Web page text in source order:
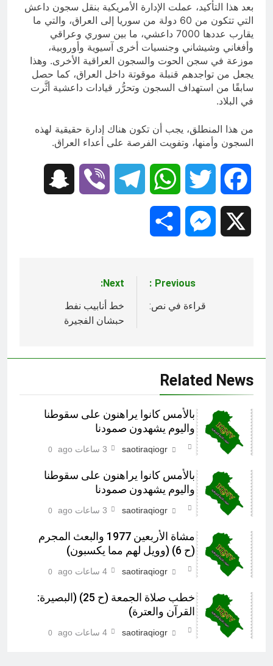
بعد هذا التأكيد، عملت الإدارة الأمريكية بنقل سجون داعش
التي تتكون من 60 دولة من سوريا إلى العراق، والتي ما
يقارب عددها 7000 داعشي، ما بين سوري وعراقي
وأفغاني وشيشاني وجنسيات أخرى آسيوية وأوروبية،
موزعة في سجن الحوت والسجون العراقية الأخرى. وهذا
يجعل من تواجدهم قنبلة موقوتة داخل العراق، كما حصل
سابقًا من استهداف السجون وتحرُّر قيادات داعشية أثَّرت
في البلاد.
من هذا المنطلق، يجب أن تكون هناك إدارة حقيقية لهذه
السجون وأمنها، وتفويت الفرصة على أعداء العراق.
Facebook
Twitter
WhatsApp
Telegram
Viber
Messenger
المقالات
Previous:
قراءة في نص:
Next:
خط أنابيب نفط
حبشان الفجيرة
Related News
بالأمس كانوا يراهنون على سقوطنا
واليوم يشهدون صمودنا
saotiraqiogr 3 ساعات ago 0
بالأمس كانوا يراهنون على سقوطنا
واليوم يشهدون صمودنا
saotiraqiogr 3 ساعات ago 0
مشاة الأربعين 1977 والبعث المجرم
(ح 6) (وويل لهم مما يكسبون)
saotiraqiogr 4 ساعات ago 0
خطب صلاة الجمعة (ح 25) (البصيرة:
القرآن والعترة)
saotiraqiogr 4 ساعات ago 0